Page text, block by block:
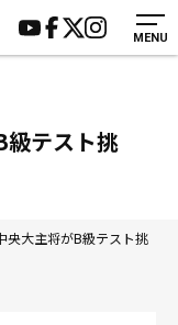
MENU
介
の声
ーター募集
級テスト挑
央大主将がB級テスト挑